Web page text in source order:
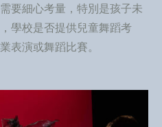
需要細心考量，特別是孩子未
學校是否提供兒童舞蹈考
表演或舞蹈比賽。